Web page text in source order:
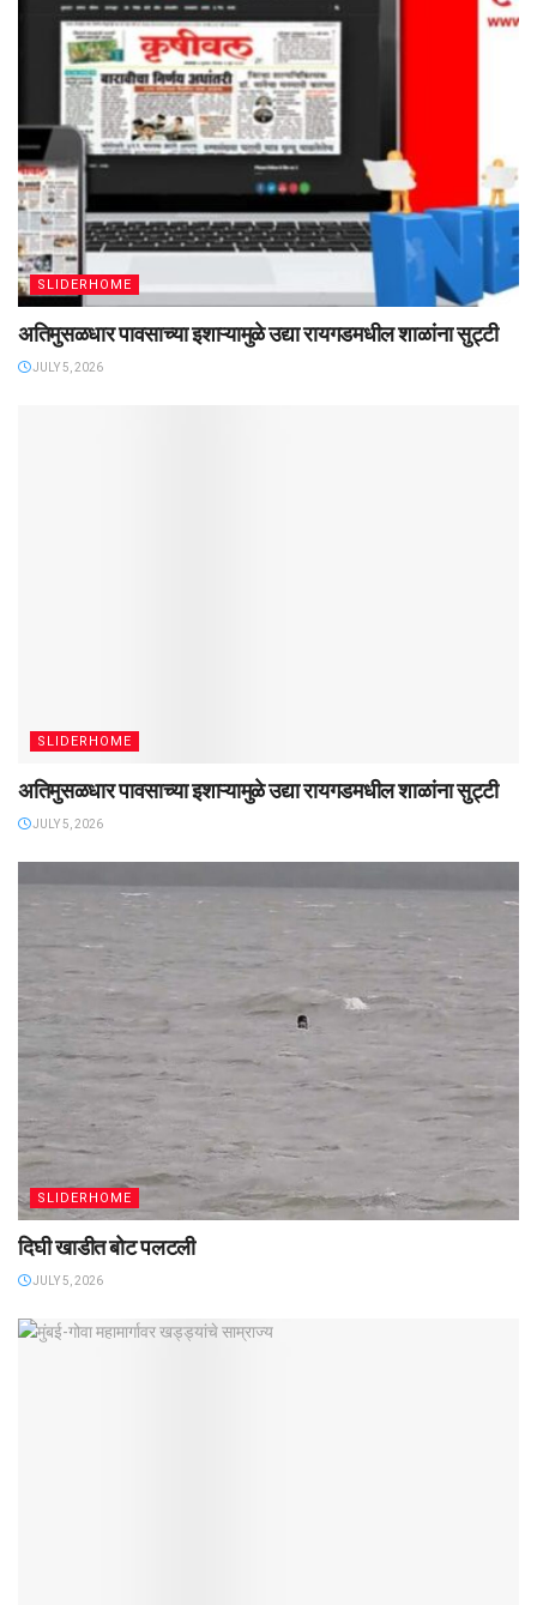
SLIDERHOME
अतिमुसळधार पावसाच्या इशाऱ्यामुळे उद्या रायगडमधील शाळांना सुट्टी
JULY 5, 2026
SLIDERHOME
अतिमुसळधार पावसाच्या इशाऱ्यामुळे उद्या रायगडमधील शाळांना सुट्टी
JULY 5, 2026
SLIDERHOME
दिघी खाडीत बोट पलटली
JULY 5, 2026